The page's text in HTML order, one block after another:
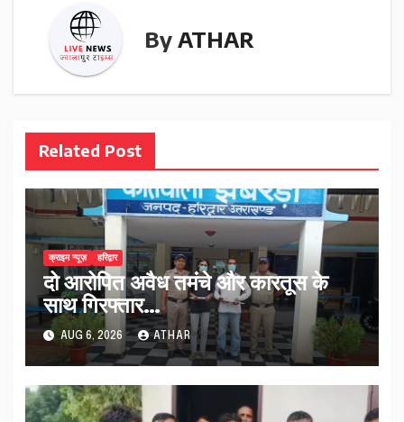
By ATHAR
Related Post
क्राइम न्यूज़ हरिद्वार
दो आरोपित अवैध तमंचे और कारतूस के
साथ गिरफ्तार…
AUG 6, 2026 ATHAR